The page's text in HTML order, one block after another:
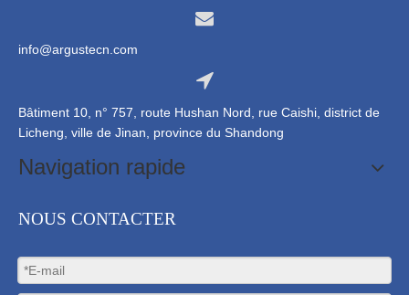
info@argustecn.com
Bâtiment 10, n° 757, route Hushan Nord, rue Caishi, district de
Licheng, ville de Jinan, province du Shandong
Navigation rapide
NOUS CONTACTER